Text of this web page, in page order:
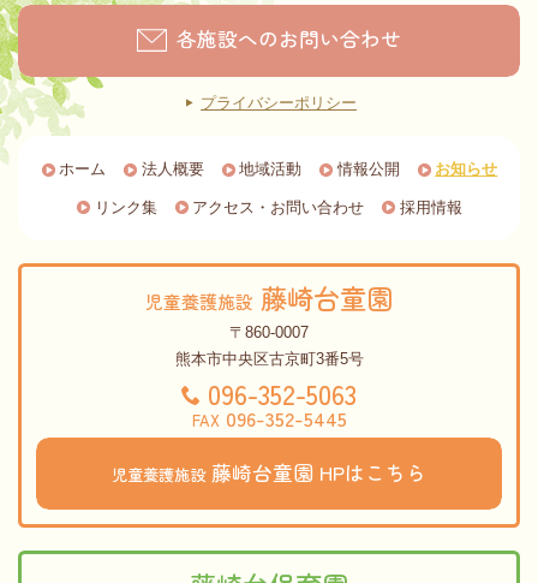
各施設へのお問い合わせ
プライバシーポリシー
ホーム 法人概要 地域活動 情報公開 お知らせ
リンク集 アクセス・お問い合わせ 採用情報
児童養護施設 藤崎台童園
〒860-0007
熊本市中央区古京町3番5号
096-352-5063
FAX096-352-5445
児童養護施設藤崎台童園 HPはこちら